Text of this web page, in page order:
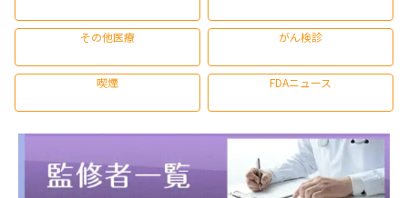
その他医療 がん検診
喫煙 FDAニュース